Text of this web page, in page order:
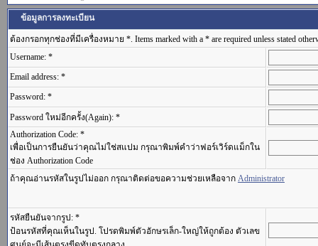
ข้อมูลการลงทะเบียน
ต้องกรอกทุกช่องที่มีเครื่องหมาย *. Items marked with a * are required unless stated
Username: *
Email address: *
Password: *
Password ใหม่อีกครั้ง(Again): *
Authorization Code: *
เพื่อเป็นการยืนยันว่าคุณไม่ใช่สแปม กรุณาพิมพ์คำว่าฟอร์เวิร์ดแม็กใน
ช่อง Authorization Code
ถ้าคุณอ่านรหัสในรูปไม่ออก กรุณาติดต่อขอความช่วยเหลือจาก Administrator
รหัสยืนยันจากรูป: *
ป้อนรหัสที่คุณเห็นในรูป. โปรดพิมพ์ตัวอักษรเล็ก-ใหญ่ให้ถูกต้อง ตัวเลข